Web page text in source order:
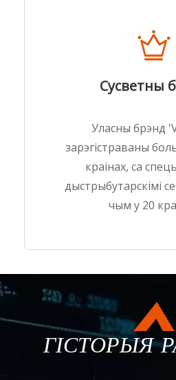
Сусветны
Уласны брэнд
зарэгістраваны
краінах, са
дыстрыбутарскімі
чым у 20
ГІСТОРЫЯ